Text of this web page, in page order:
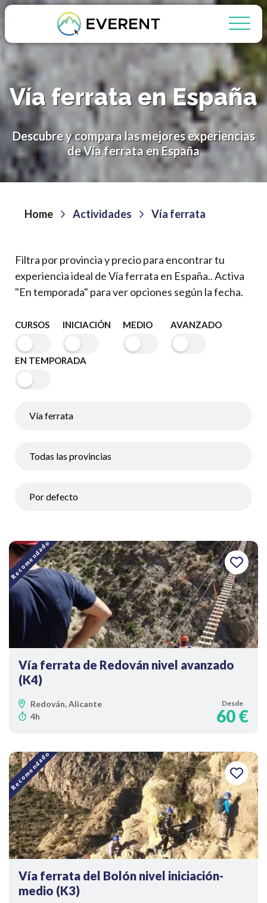
Vía ferrata en España
Descubre y compara las mejores experiencias
de Vía ferrata en España
Home Actividades Vía ferrata
Filtra por provincia y precio para encontrar tu
experiencia ideal de Vía ferrata en España.. Activa
"En temporada" para ver opciones según la fecha.
CURSOS INICIACIÓN MEDIO AVANZADO
EN TEMPORADA
Recomendado
Vía ferrata de Redován nivel avanzado
(K4)
Redován, Alicante
4h
Desde
60 €
Recomendado
Vía ferrata del Bolón nivel iniciación-
medio (K3)